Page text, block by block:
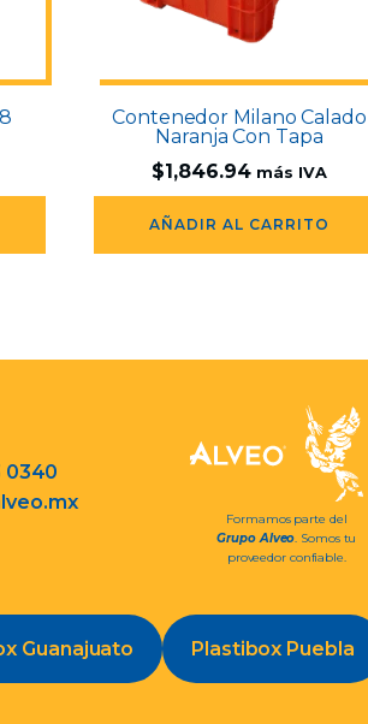
Contenedor Milano Calado
Naranja Con Tapa
$1,846.94 más IVA
AÑADIR AL CARRITO
0340
Formamos parte del
Grupo Alveo. Somos tu
proveedor confiable.
Guanajuato Plastibox Puebla